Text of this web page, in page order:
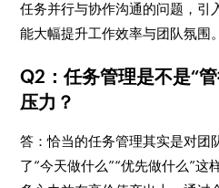
任务并行与协作沟通的问题，引
能大幅提升工作效率与团队氛围。
Q2：任务管理是不是“
压力？
答：恰当的任务管理其实是对团
了“今天做什么”“优先做什么”这